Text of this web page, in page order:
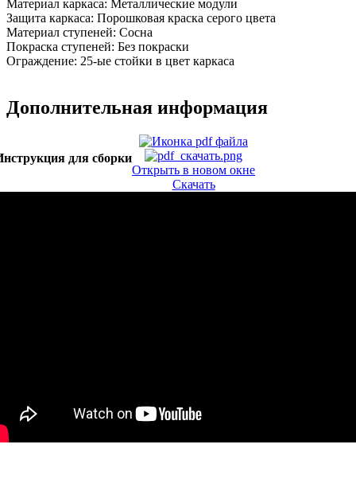
Материал каркаса: Металлические модули
Защита каркаса: Порошковая краска серого цвета
Материал ступеней: Сосна
Покраска ступеней: Без покраски
Ограждение: 25-ые стойки в цвет каркаса
Дополнительная информация
для сборки
Открыть в новом окне
Скачать